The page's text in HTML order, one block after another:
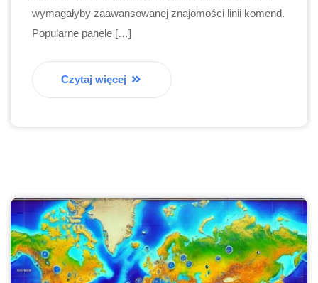
wymagałyby zaawansowanej znajomości linii komend.
Popularne panele […]
Czytaj więcej